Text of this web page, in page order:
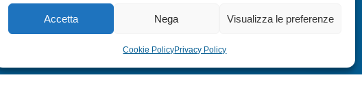
Accetta Nega Visualizza le preferenze
Cookie PolicyPrivacy Policy
COOKIE POLICY (UE)
MODULO RESO